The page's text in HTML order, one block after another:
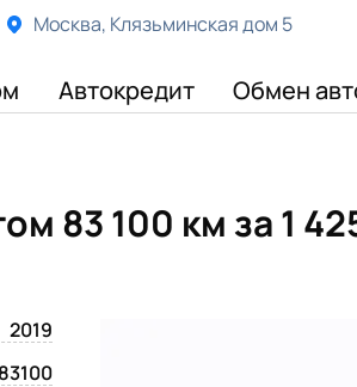
Москва, Клязьминская дом 5
Автокредит Обмен
83 100 км за 1
2019
83100